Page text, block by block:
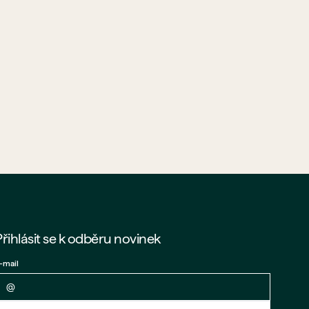
se k odběru novinek
mail